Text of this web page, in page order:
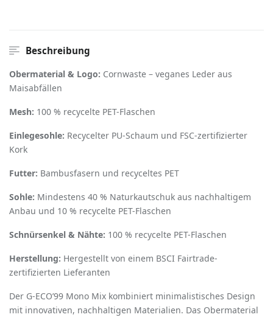
Beschreibung
Obermaterial & Logo: Cornwaste – veganes Leder aus
Maisabfällen
Mesh: 100 % recycelte PET-Flaschen
Einlegesohle: Recycelter PU-Schaum und FSC-zertifizierter
Kork
Futter: Bambusfasern und recyceltes PET
Sohle: Mindestens 40 % Naturkautschuk aus nachhaltigem
Anbau und 10 % recycelte PET-Flaschen
Schnürsenkel & Nähte: 100 % recycelte PET-Flaschen
Herstellung: Hergestellt von einem BSCI Fairtrade-
zertifizierten Lieferanten
Der G-ECO’99 Mono Mix kombiniert minimalistisches Design
mit innovativen, nachhaltigen Materialien. Das Obermaterial